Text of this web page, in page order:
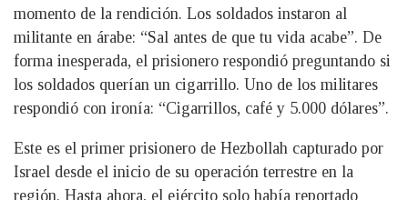
momento de la rendición. Los soldados instaron al
militante en árabe: “Sal antes de que tu vida acabe”. De
forma inesperada, el prisionero respondió preguntando si
los soldados querían un cigarrillo. Uno de los militares
respondió con ironía: “Cigarrillos, café y 5.000 dólares”.
Este es el primer prisionero de Hezbollah capturado por
Israel desde el inicio de su operación terrestre en la
región. Hasta ahora, el ejército solo había reportado